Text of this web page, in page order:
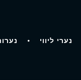
נערי ליווי